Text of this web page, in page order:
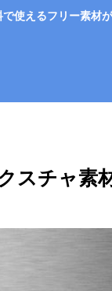
使えるフリー素材
スチャ素